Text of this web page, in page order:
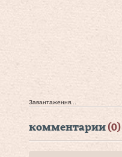
Завантаження...
комментарии (0)